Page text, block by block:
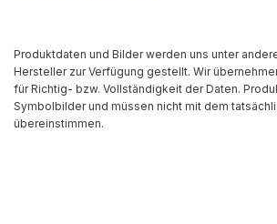
Produktdaten und Bilder werden uns unter
Hersteller zur Verfügung gestellt. Wir
für Richtig- bzw. Vollständigkeit der Daten.
Symbolbilder und müssen nicht mit dem
übereinstimmen.